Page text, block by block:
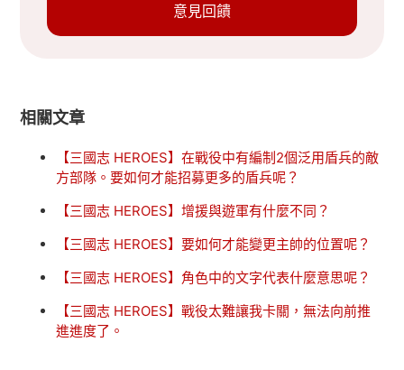
意見回饋
相關文章
【三國志 HEROES】在戰役中有編制2個泛用盾兵的敵
方部隊。要如何才能招募更多的盾兵呢？
【三國志 HEROES】增援與遊軍有什麼不同？
【三國志 HEROES】要如何才能變更主帥的位置呢？
【三國志 HEROES】角色中的文字代表什麼意思呢？
【三國志 HEROES】戰役太難讓我卡關，無法向前推
進進度了。